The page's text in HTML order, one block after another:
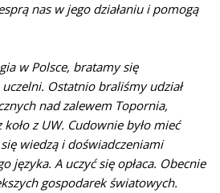
nas w jego działaniu i pomogą
w Polsce, bratamy się
Ostatnio braliśmy udział
nad zalewem Topornia,
z UW. Cudownie było mieć
wiedzą i doświadczeniami
języka. A uczyć się opłaca. Obecnie
gospodarek światowych.